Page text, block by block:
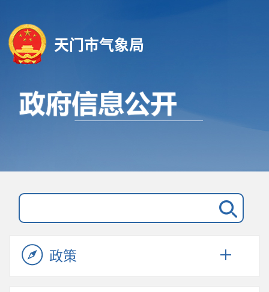
天门市气象局
政策